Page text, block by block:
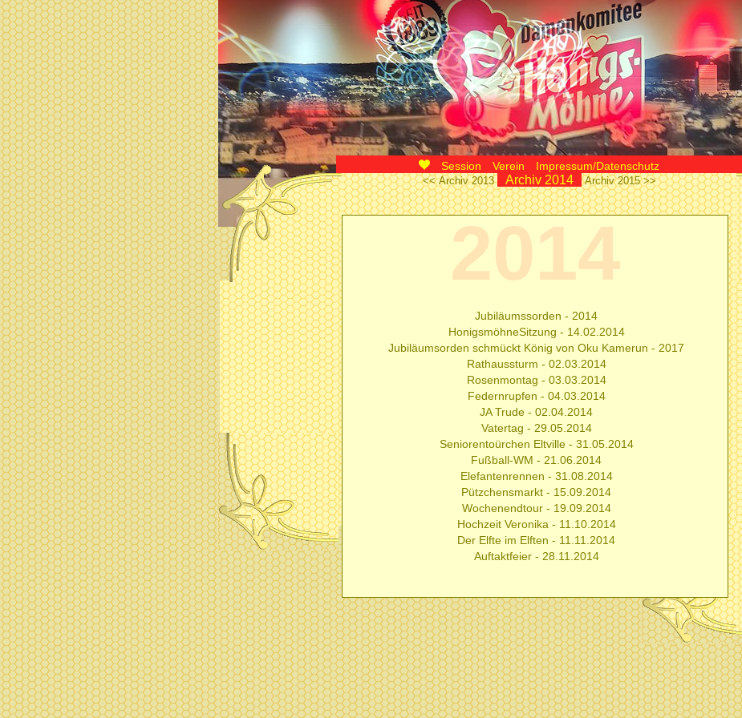
Damenkomitee Honigsmöhne Bonn e.V. von 1889
Session Verein Impressum/Datenschutz
<< Archiv 2013 Archiv 2014 Archiv 2015 >>
2014
Jubiläumssorden - 2014
HonigsmöhneSitzung - 14.02.2014
Jubiläumsorden schmückt König von Oku Kamerun - 2017
Rathaussturm - 02.03.2014
Rosenmontag - 03.03.2014
Federnrupfen - 04.03.2014
JA Trude - 02.04.2014
Vatertag - 29.05.2014
Seniorentoürchen Eltville - 31.05.2014
Fußball-WM - 21.06.2014
Elefantenrennen - 31.08.2014
Pützchensmarkt - 15.09.2014
Wochenendtour - 19.09.2014
Hochzeit Veronika - 11.10.2014
Der Elfte im Elften - 11.11.2014
Auftaktfeier - 28.11.2014